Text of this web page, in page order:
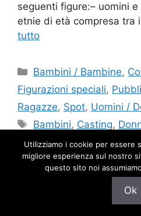
seguenti figure:– uomini
etnie di età compresa tra
tutto
Categorie
Bambini / Bambine,
Figurazioni speciali,
Ragazze, Spot, Uomini /
Tag
Bambini, Casting,
internazionale,Spot
Lascia un commento
Utilizziamo i cookie per essere
migliore esperienza sul nostro
questo sito noi
Ok